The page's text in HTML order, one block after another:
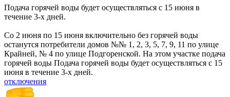
Подача горячей воды будет осуществляться с 15 июня в
течение 3-х дней.
Со 2 июня по 15 июня включительно без горячей воды
останутся потребители домов №№ 1, 2, 3, 5, 7, 9, 11 по улице
Крайней, № 4 по улице Подгоренской. На этом участке подача
горячей воды Подача горячей воды будет осуществляться с 15
июня в течение 3-х дней.
отключения